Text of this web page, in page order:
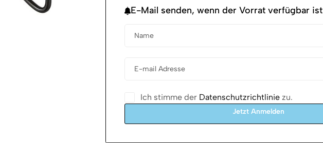
E-Mail senden, wenn der Vorrat verfügbar ist
Ich stimme der Datenschutzrichtlinie zu.
Jetzt Anmelden